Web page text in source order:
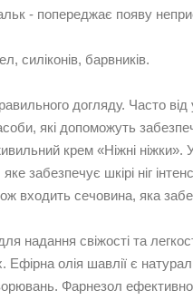
- попереджає появу
силіконів, барвників.
догляду. Часто
які допоможуть
крем «Ніжні ніжки».
забезпечує шкірі ніг
входить сечовина, яка
надання свіжості та
Ефірна олія шавлії є
Фарнезол